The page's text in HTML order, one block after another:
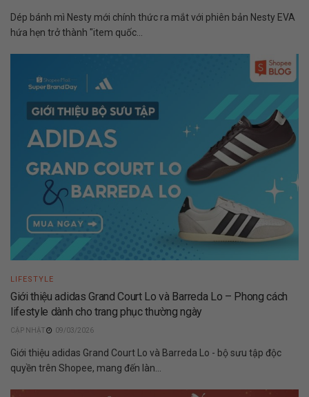
Dép bánh mì Nesty mới chính thức ra mắt với phiên bản Nesty EVA
hứa hẹn trở thành "item quốc...
LIFESTYLE
Giới thiệu adidas Grand Court Lo và Barreda Lo – Phong cách
lifestyle dành cho trang phục thường ngày
09/03/2026
Giới thiệu adidas Grand Court Lo và Barreda Lo - bộ sưu tập độc
quyền trên Shopee, mang đến làn...